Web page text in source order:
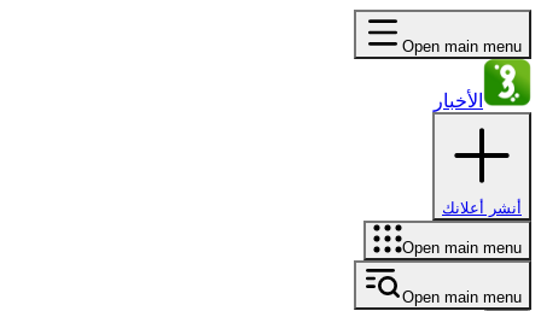
Open main menu
الأخبار
أنشر أعلانك
Open main menu
Open main menu